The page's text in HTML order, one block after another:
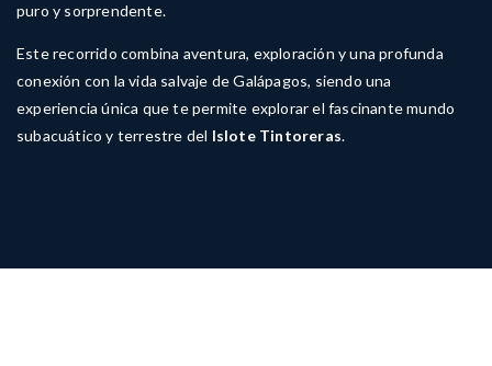
puro y sorprendente.
Este recorrido combina aventura, exploración y una profunda
conexión con la vida salvaje de Galápagos, siendo una
experiencia única que te permite explorar el fascinante mundo
subacuático y terrestre del Islote Tintoreras.